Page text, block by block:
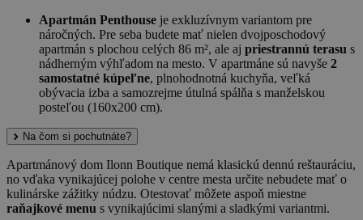
Apartmán Penthouse je exkluzívnym variantom pre
náročných. Pre seba budete mať nielen dvojposchodový
apartmán s plochou celých 86 m², ale aj priestrannú terasu s
nádherným výhľadom na mesto. V apartmáne sú navyše 2
samostatné kúpeľne, plnohodnotná kuchyňa, veľká
obývacia izba a samozrejme útulná spálňa s manželskou
posteľou (160x200 cm).
Na čom si pochutnáte?
Apartmánový dom Ilonn Boutique nemá klasickú dennú reštauráciu,
no vďaka vynikajúcej polohe v centre mesta určite nebudete mať o
kulinárske zážitky núdzu. Otestovať môžete aspoň miestne
raňajkové menu s vynikajúcimi slanými a sladkými variantmi.